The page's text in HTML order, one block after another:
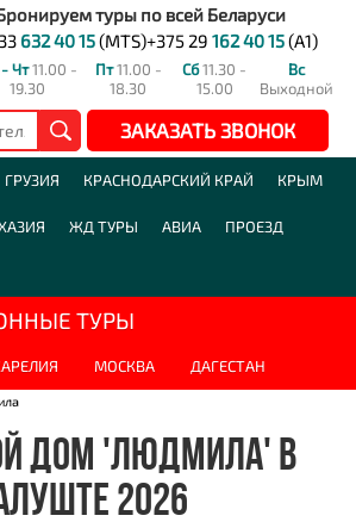
туры по всей Беларуси
632 40 15(MTS)+375 29 162 40 15(A1)
Чт11.00 -
19.30
Пт11.00 -
18.30
Сб11.30 -
15.00
Вс
Выходной
ЗАКАЗАТЬ ЗВОНОК
ГРУЗИЯ КРАСНОДАРСКИЙ КРАЙ КРЫМ
ЖД ТУРЫ АВИА ПРОЕЗД
ТУРЫ
МОСКВА ДАГЕСТАН
ДОМ 'ЛЮДМИЛА' В
2026